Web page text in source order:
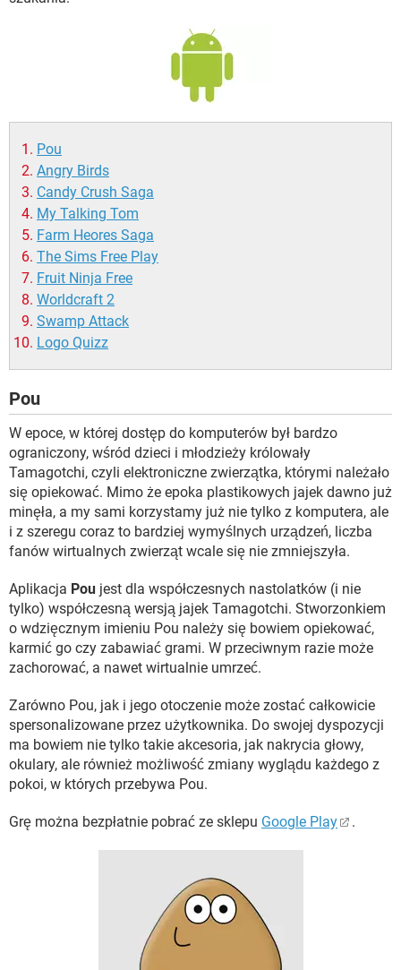
Pou
Angry Birds
Candy Crush Saga
My Talking Tom
Farm Heores Saga
The Sims Free Play
Fruit Ninja Free
Worldcraft 2
Swamp Attack
Logo Quizz
Pou
W epoce, w której dostęp do komputerów był bardzo
ograniczony, wśród dzieci i młodzieży królowały
Tamagotchi, czyli elektroniczne zwierzątka, którymi należało
się opiekować. Mimo że epoka plastikowych jajek dawno już
minęła, a my sami korzystamy już nie tylko z komputera, ale
i z szeregu coraz to bardziej wymyślnych urządzeń, liczba
fanów wirtualnych zwierząt wcale się nie zmniejszyła.
Aplikacja Pou jest dla współczesnych nastolatków (i nie
tylko) współczesną wersją jajek Tamagotchi. Stworzonkiem
o wdzięcznym imieniu Pou należy się bowiem opiekować,
karmić go czy zabawiać grami. W przeciwnym razie może
zachorować, a nawet wirtualnie umrzeć.
Zarówno Pou, jak i jego otoczenie może zostać całkowicie
spersonalizowane przez użytkownika. Do swojej dyspozycji
ma bowiem nie tylko takie akcesoria, jak nakrycia głowy,
okulary, ale również możliwość zmiany wyglądu każdego z
pokoi, w których przebywa Pou.
Grę można bezpłatnie pobrać ze sklepu Google Play .